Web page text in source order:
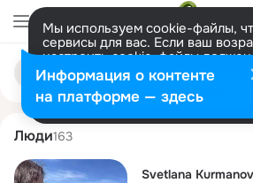
Мы используем cookie-файлы,
сервисы для вас. Если ваш
настроить cookie-файлы
представитель. Больше
Разрешить все Настроить
Поиск
людям
svetlana kurmanova
Люди163
Svetlana
Информация о контенте
на платформе — здесь